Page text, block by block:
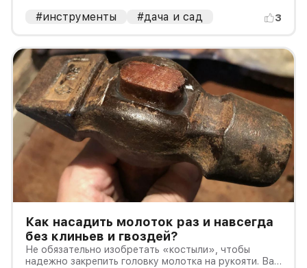
#инструменты #дача и сад 3
Как насадить молоток раз и навсегда
без клиньев и гвоздей?
Не обязательно изобретать «костыли», чтобы
надежно закрепить головку молотка на рукояти. Вам